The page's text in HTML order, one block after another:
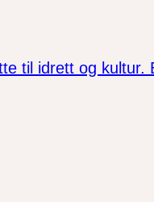
til idrett og kultur.